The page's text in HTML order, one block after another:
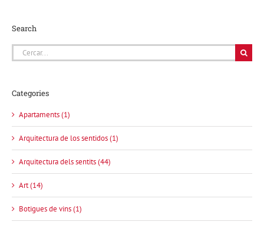
Search
Cerca
…
Categories
Apartaments (1)
Arquitectura de los sentidos (1)
Arquitectura dels sentits (44)
Art (14)
Botigues de vins (1)